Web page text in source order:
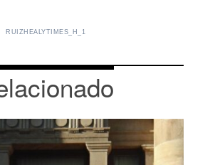
RUIZHEALYTIMES_H_1